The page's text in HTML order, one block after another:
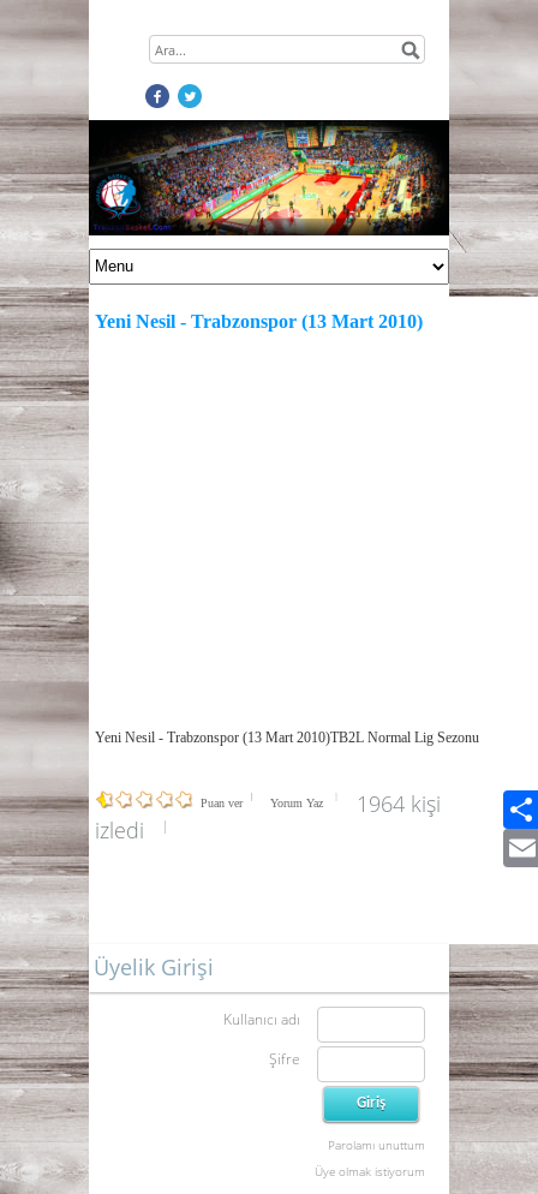
Yeni Nesil - Trabzonspor (13 Mart 2010)
Yeni Nesil - Trabzonspor (13 Mart 2010)TB2L Normal Lig Sezonu
Puan ver Yorum Yaz
1964 kişi
izledi
Üyelik Girişi
Kullanıcı adı
Şifre
Parolamı unuttum
Üye olmak istiyorum